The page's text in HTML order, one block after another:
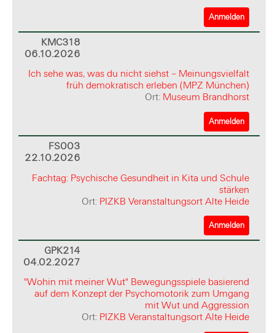
Anmelden
KMC318
06.10.2026
Ich sehe was, was du nicht siehst – Meinungsvielfalt
früh demokratisch erleben (MPZ München)
Ort: Museum Brandhorst
Anmelden
FS003
22.10.2026
Fachtag: Psychische Gesundheit in Kita und Schule
stärken
Ort: PIZKB Veranstaltungsort Alte Heide
Anmelden
GPK214
04.02.2027
"Wohin mit meiner Wut" Bewegungsspiele basierend
auf dem Konzept der Psychomotorik zum Umgang
mit Wut und Aggression
Ort: PIZKB Veranstaltungsort Alte Heide